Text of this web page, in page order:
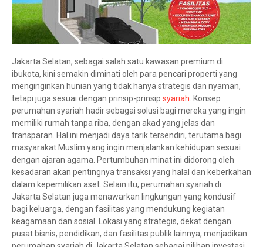
Jakarta Selatan, sebagai salah satu kawasan premium di
ibukota, kini semakin diminati oleh para pencari properti yang
menginginkan hunian yang tidak hanya strategis dan nyaman,
tetapi juga sesuai dengan prinsip-prinsip syariah. Konsep
perumahan syariah hadir sebagai solusi bagi mereka yang ingin
memiliki rumah tanpa riba, dengan akad yang jelas dan
transparan. Hal ini menjadi daya tarik tersendiri, terutama bagi
masyarakat Muslim yang ingin menjalankan kehidupan sesuai
dengan ajaran agama. Pertumbuhan minat ini didorong oleh
kesadaran akan pentingnya transaksi yang halal dan keberkahan
dalam kepemilikan aset. Selain itu, perumahan syariah di
Jakarta Selatan juga menawarkan lingkungan yang kondusif
bagi keluarga, dengan fasilitas yang mendukung kegiatan
keagamaan dan sosial. Lokasi yang strategis, dekat dengan
pusat bisnis, pendidikan, dan fasilitas publik lainnya, menjadikan